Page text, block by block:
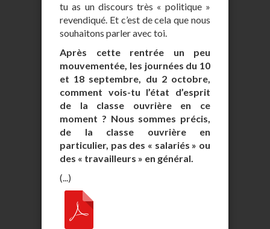
tu as un discours très « politique »
revendiqué. Et c’est de cela que nous
souhaitons parler avec toi.
Après cette rentrée un peu
mouvementée, les journées du 10
et 18 septembre, du 2 octobre,
comment vois-tu l’état d’esprit
de la classe ouvrière en ce
moment ? Nous sommes précis,
de la classe ouvrière en
particulier, pas des « salariés » ou
des « travailleurs » en général.
(...)